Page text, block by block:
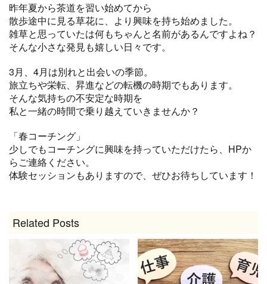
昨年夏から茶道を習い始めてから
散歩途中に見る草花に、より興味を持ち始めました。
雑草と思っていたは何もちゃんと名前があるんですよね？
そんな小さな発見も嬉しい日々です。
3月、4月は別れと出会いの季節。
旅立ちや栄転、昇進などの転機の時期でもあります。
そんな気持ちの不安定な時期を
私と一緒の時間で乗り越えていきませんか？
「春コーチング」
少しでもコーチングに興味を持っていただけたら、HPか
らご連絡ください。
体験セッションもありますので、ぜひお待ちしています！
Related Posts